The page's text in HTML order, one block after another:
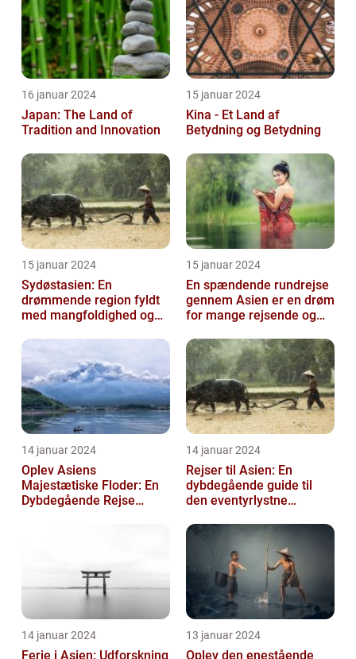
16 januar 2024
Japan: The Land of
Tradition and Innovation
15 januar 2024
Kina - Et Land af
Betydning og Betydning
15 januar 2024
Sydøstasien: En
drømmende region fyldt
med mangfoldighed og
15 januar 2024
En spændende rundrejse
gennem Asien er en drøm
for mange rejsende og
14 januar 2024
Oplev Asiens
Majestætiske Floder: En
Dybdegående Rejse
14 januar 2024
Rejser til Asien: En
dybdegående guide til
den eventyrlystne
14 januar 2024
Ferie i Asien: Udforskning
13 januar 2024
Oplev den enestående